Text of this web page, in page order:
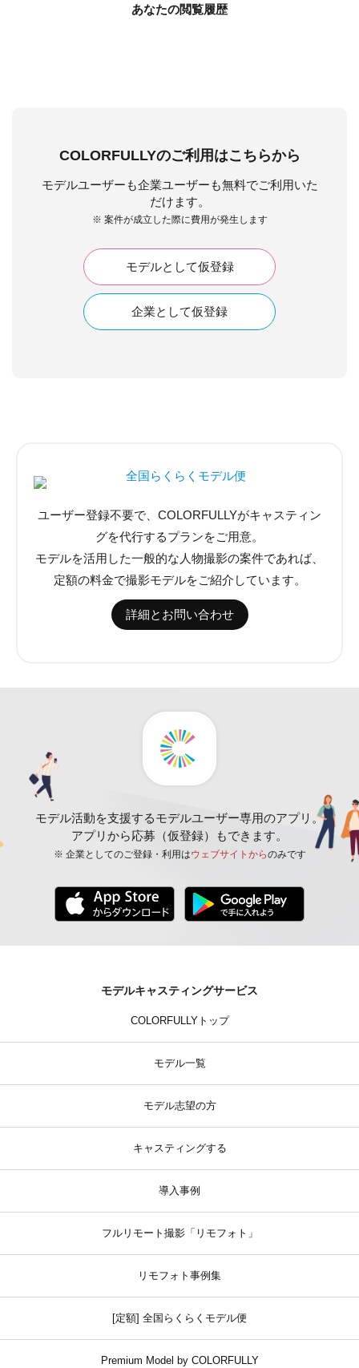
あなたの閲覧履歴
COLORFULLYのご利用はこちらから
モデルユーザーも企業ユーザーも無料でご利用いた
だけます。
※ 案件が成立した際に費用が発生します
モデルとして仮登録
企業として仮登録
ユーザー登録不要で、COLORFULLYがキャスティン
グを代行するプランをご用意。
モデルを活用した一般的な人物撮影の案件であれば、
定額の料金で撮影モデルをご紹介しています。
詳細とお問い合わせ
モデル活動を支援するモデルユーザー専用のアプリ。
アプリから応募（仮登録）もできます。
※ 企業としてのご登録・利用はウェブサイトからのみです
モデルキャスティングサービス
COLORFULLYトップ
モデル一覧
モデル志望の方
キャスティングする
導入事例
フルリモート撮影「リモフォト」
リモフォト事例集
[定額] 全国らくらくモデル便
Premium Model by COLORFULLY